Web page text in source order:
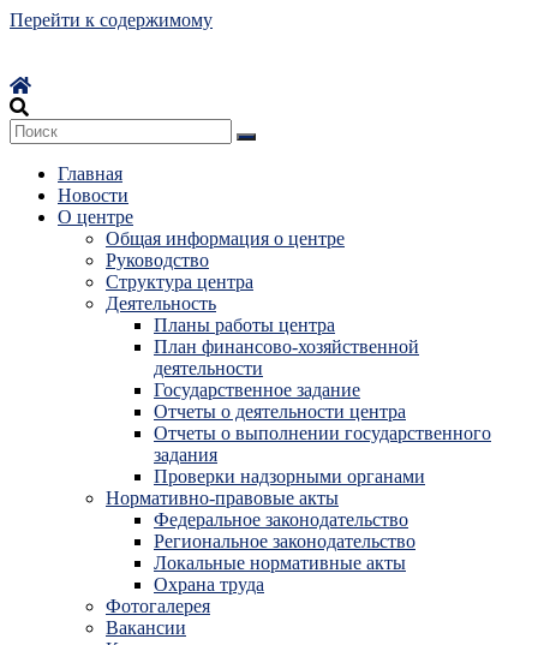
Перейти к содержимому
Главная
Новости
О центре
Общая информация о центре
Руководство
Структура центра
Деятельность
Планы работы центра
План финансово-хозяйственной
деятельности
Государственное задание
Отчеты о деятельности центра
Отчеты о выполнении государственного
задания
Проверки надзорными органами
Нормативно-правовые акты
Федеральное законодательство
Региональное законодательство
Локальные нормативные акты
Охрана труда
Фотогалерея
Вакансии